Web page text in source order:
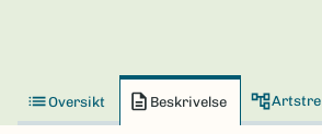
Oversikt Beskrivelse Artstre